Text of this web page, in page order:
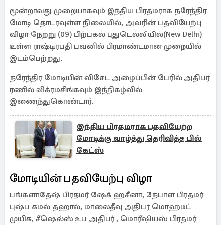
மூன்றாவது முறையாகவும் இந்திய பிரதமராக நரேந்திர
மோடி தொடரவுள்ள நிலையில், அவரின் பதவியேற்பு
விழா நேற்று (09) பிற்பகல் புதுடெல்லியில்(New Delhi)
உள்ள ராஷ்டிரபதி பவனில் பிரமாண்டமான முறையில்
இடம்பெற்றது.
நரேந்திர மோடியின் விசேட அழைப்பின் பேரில் அதிபர்
ரணில் விக்ரமசிங்கவும் இந்நிகழ்வில்
இணைந்துகொண்டார்.
இந்திய பிரதமராக பதவியேற்ற
மோடிக்கு வாழ்த்து தெரிவித்த பில்
கேட்ஸ்
மோடியின் பதவியேற்பு விழா
பங்களாதேஷ் பிரதமர் ஷேக் ஹசீனா, நேபாள பிரதமர்
புஷ்ப கமல் தஹால், மாலைதீவு அதிபர் மொஹமட்
முயிசு, சீஷெல்ஸ் உப அதிபர் , மொரீஷியஸ் பிரதமர்